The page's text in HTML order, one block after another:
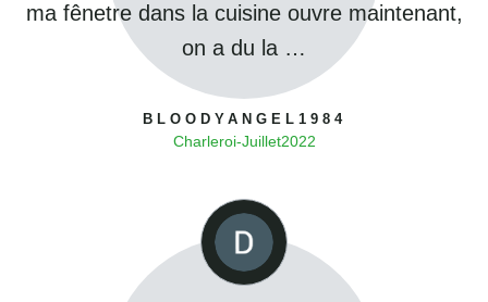
ma fênetre dans la cuisine ouvre maintenant,
on a du la …
BLOODYANGEL1984
Charleroi-Juillet2022